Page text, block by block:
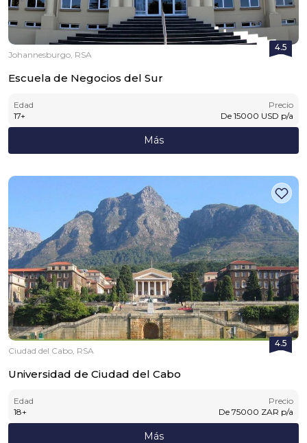
4.5
Johannesburgo, RSA
Escuela de Negocios del Sur
Edad
17+
Precio
De 15000 USD p/a
Más
4.5
Ciudad del Cabo, RSA
Universidad de Ciudad del Cabo
Edad
18+
Precio
De 75000 ZAR p/a
Más